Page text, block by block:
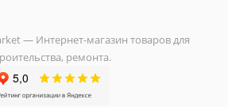
— Интернет-магазин товаров для
ремонта.